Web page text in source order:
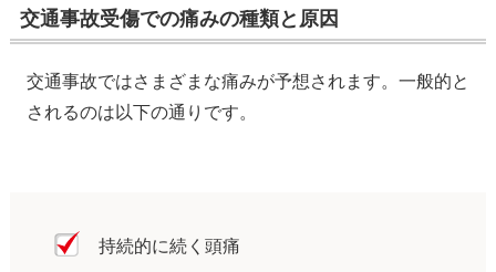
交通事故受傷での痛みの種類と原因
交通事故ではさまざまな痛みが予想されます。一般的と
されるのは以下の通りです。
持続的に続く頭痛